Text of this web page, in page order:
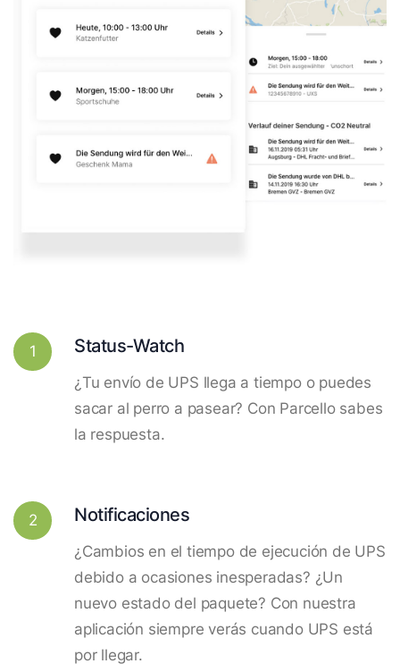
1 Status-Watch
¿Tu envío de UPS llega a tiempo o puedes
sacar al perro a pasear? Con Parcello sabes
la respuesta.
2 Notificaciones
¿Cambios en el tiempo de ejecución de UPS
debido a ocasiones inesperadas? ¿Un
nuevo estado del paquete? Con nuestra
aplicación siempre verás cuando UPS está
por llegar.